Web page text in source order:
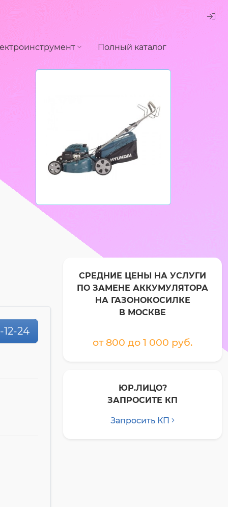
Полный каталог
12-24
СРЕДНИЕ ЦЕНЫ НА УСЛУГИ
ПО ЗАМЕНЕ АККУМУЛЯТОРА
НА ГАЗОНОКОСИЛКЕ
В МОСКВЕ
от 800 до 1 000 pyб.
ЮР.ЛИЦО?
ЗАПРОСИТЕ КП
Запросить КП